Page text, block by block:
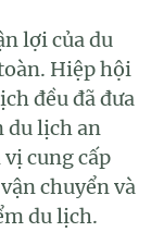
lợi của du
Hiệp hội
đều đã đưa
du lịch an
cung cấp
chuyển và
du lịch.